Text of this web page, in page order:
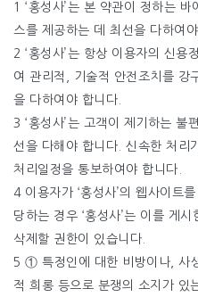
1 ‘홍성사’는 본 약관이 정하는
스를 제공하는 데 최선을 다하여야
2 ‘홍성사’는 항상 이용자의 신용
여 관리적, 기술적 안전조치를 강
을 다하여야 합니다.
3 ‘홍성사’는 고객이 제기하는 불
선을 다해야 합니다. 신속한 처리
처리일정을 통보하여야 합니다.
4 이용자가 ‘홍성사’의 웹사이트
당하는 경우 ‘홍성사’는 이를 게
삭제할 권한이 있습니다.
5 ① 특정인에 대한 비방이나, 사
적 희롱 등으로 분쟁의 소지가 있